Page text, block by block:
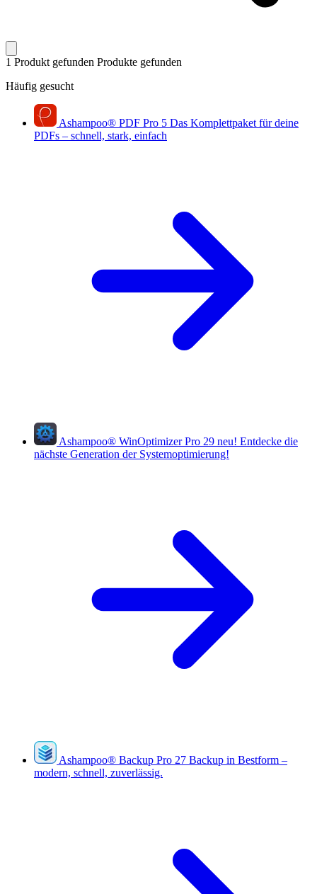
1 Produkt gefunden Produkte gefunden
Häufig gesucht
Ashampoo® PDF Pro 5 Das Komplettpaket für deine
PDFs – schnell, stark, einfach
Ashampoo® WinOptimizer Pro 29 neu! Entdecke die
nächste Generation der Systemoptimierung!
Ashampoo® Backup Pro 27 Backup in Bestform –
modern, schnell, zuverlässig.